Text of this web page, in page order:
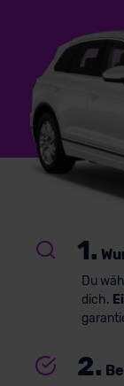
1.
Du
dich.
2.